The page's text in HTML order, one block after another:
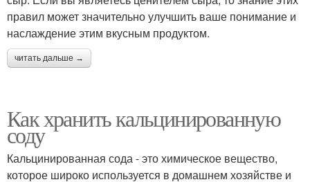
правил может значительно улучшить ваше понимание и
наслаждение этим вкусным продуктом.
читать дальше →
Как хранить кальцинированную
соду
Кальцинированная сода - это химическое вещество,
которое широко используется в домашнем хозяйстве и